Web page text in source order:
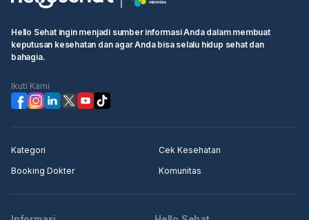
Hello Sehat ingin menjadi sumber informasi Anda dalam membuat
keputusan kesehatan dan agar Anda bisa selalu hidup sehat dan
bahagia.
Ikuti Kami
Kategori
Cek Kesehatan
Booking Dokter
Komunitas